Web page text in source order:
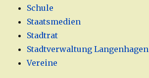
Schule
Staatsmedien
Stadtrat
Stadtverwaltung Langenhagen
Vereine